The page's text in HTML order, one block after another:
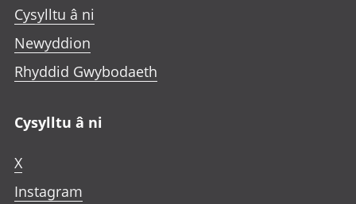
Cysylltu â ni
Newyddion
Rhyddid Gwybodaeth
Cysylltu â ni
X
Instagram